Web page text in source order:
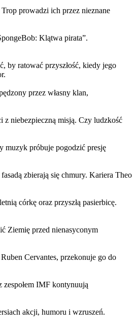
prowadzi ich przez nieznane
Klątwa pirata”.
by ratować przyszłość, kiedy jego
przez własny klan,
niebezpieczną misją. Czy ludzkość
muzyk próbuje pogodzić presję
zbierają się chmury. Kariera Theo
córkę oraz przyszłą pasierbicę.
Ziemię przed nienasyconym
Cervantes, przekonuje go do
IMF kontynuują
akcji, humoru i wzruszeń.